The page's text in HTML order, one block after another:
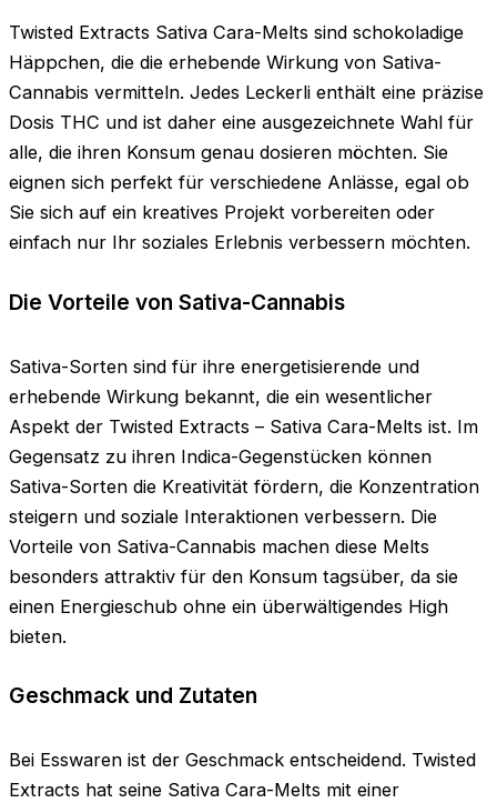
Twisted Extracts Sativa Cara-Melts sind schokoladige
Häppchen, die die erhebende Wirkung von Sativa-
Cannabis vermitteln. Jedes Leckerli enthält eine präzise
Dosis THC und ist daher eine ausgezeichnete Wahl für
alle, die ihren Konsum genau dosieren möchten. Sie
eignen sich perfekt für verschiedene Anlässe, egal ob
Sie sich auf ein kreatives Projekt vorbereiten oder
einfach nur Ihr soziales Erlebnis verbessern möchten.
Die Vorteile von Sativa-Cannabis
Sativa-Sorten sind für ihre energetisierende und
erhebende Wirkung bekannt, die ein wesentlicher
Aspekt der Twisted Extracts – Sativa Cara-Melts ist. Im
Gegensatz zu ihren Indica-Gegenstücken können
Sativa-Sorten die Kreativität fördern, die Konzentration
steigern und soziale Interaktionen verbessern. Die
Vorteile von Sativa-Cannabis machen diese Melts
besonders attraktiv für den Konsum tagsüber, da sie
einen Energieschub ohne ein überwältigendes High
bieten.
Geschmack und Zutaten
Bei Esswaren ist der Geschmack entscheidend. Twisted
Extracts hat seine Sativa Cara-Melts mit einer